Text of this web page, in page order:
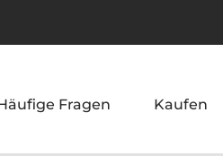
Fragen Kaufen